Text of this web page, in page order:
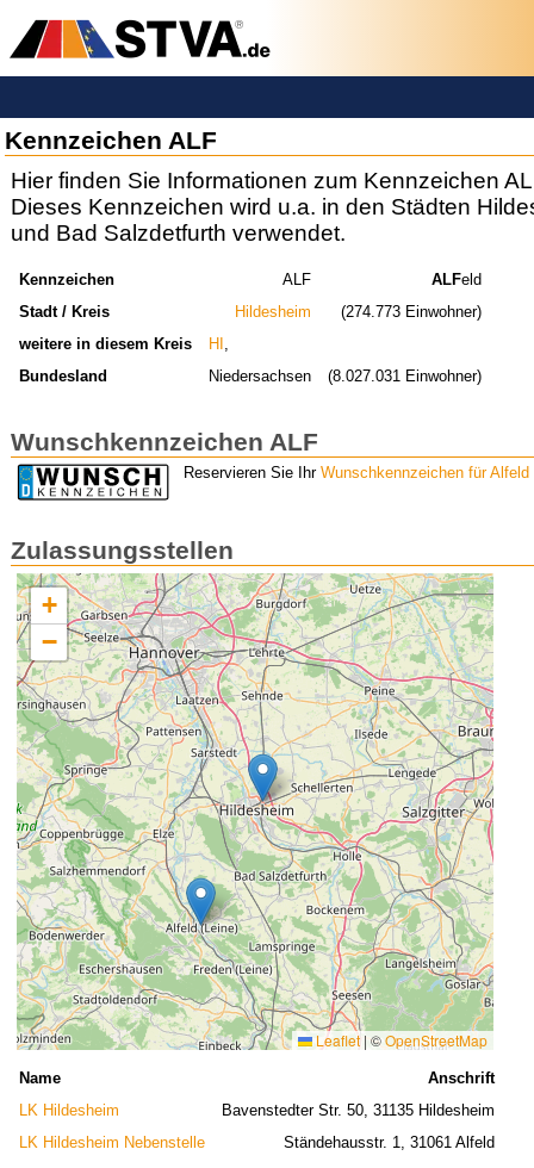
Kennzeichen ALF
Hier finden Sie Informationen zum Kennzeichen
Dieses Kennzeichen wird u.a. in den Städten
und Bad Salzdetfurth verwendet.
Kennzeichen ALF ALFeld
Stadt / Kreis
Hildesheim
(274.773 Einwohner)
weitere in diesem Kreis
HI
Bundesland
Niedersachsen (8.027.031 Einwohner)
Wunschkennzeichen ALF
Reservieren Sie Ihr Wunschkennzeichen für Alfeld
Zulassungsstellen
+
−
Leaflet | ©OpenStreetMap
Name
Anschrift
LK Hildesheim
Bavenstedter Str. 50, 31135 Hildesheim
LK Hildesheim Nebenstelle
Ständehausstr. 1, 31061 Alfeld